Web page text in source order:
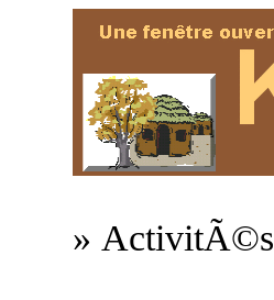
» ActivitÃ©s